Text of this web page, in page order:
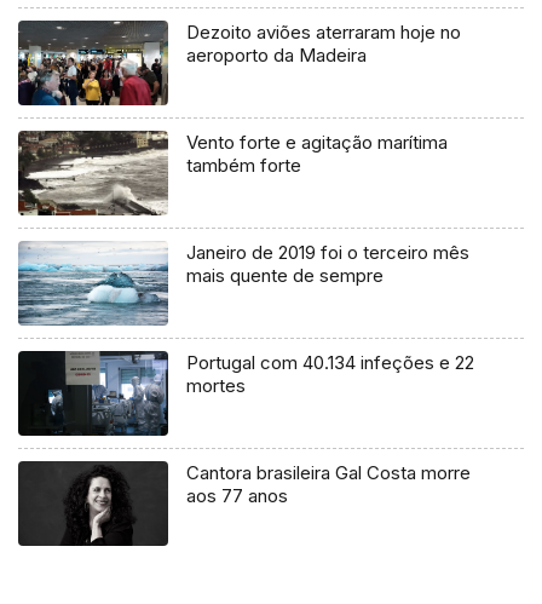
Dezoito aviões aterraram hoje no
aeroporto da Madeira
Vento forte e agitação marítima
também forte
Janeiro de 2019 foi o terceiro mês
mais quente de sempre
Portugal com 40.134 infeções e 22
mortes
Cantora brasileira Gal Costa morre
aos 77 anos